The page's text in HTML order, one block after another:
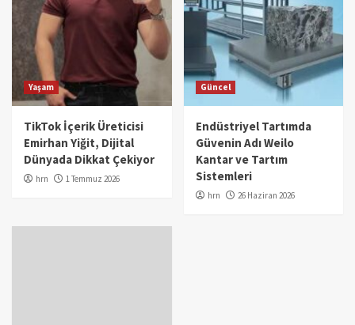
Yaşam
TikTok İçerik Üreticisi
Emirhan Yiğit, Dijital
Dünyada Dikkat Çekiyor
hrn 1 Temmuz 2026
Güncel
Endüstriyel Tartımda
Güvenin Adı Weilo
Kantar ve Tartım
Sistemleri
hrn 26 Haziran 2026